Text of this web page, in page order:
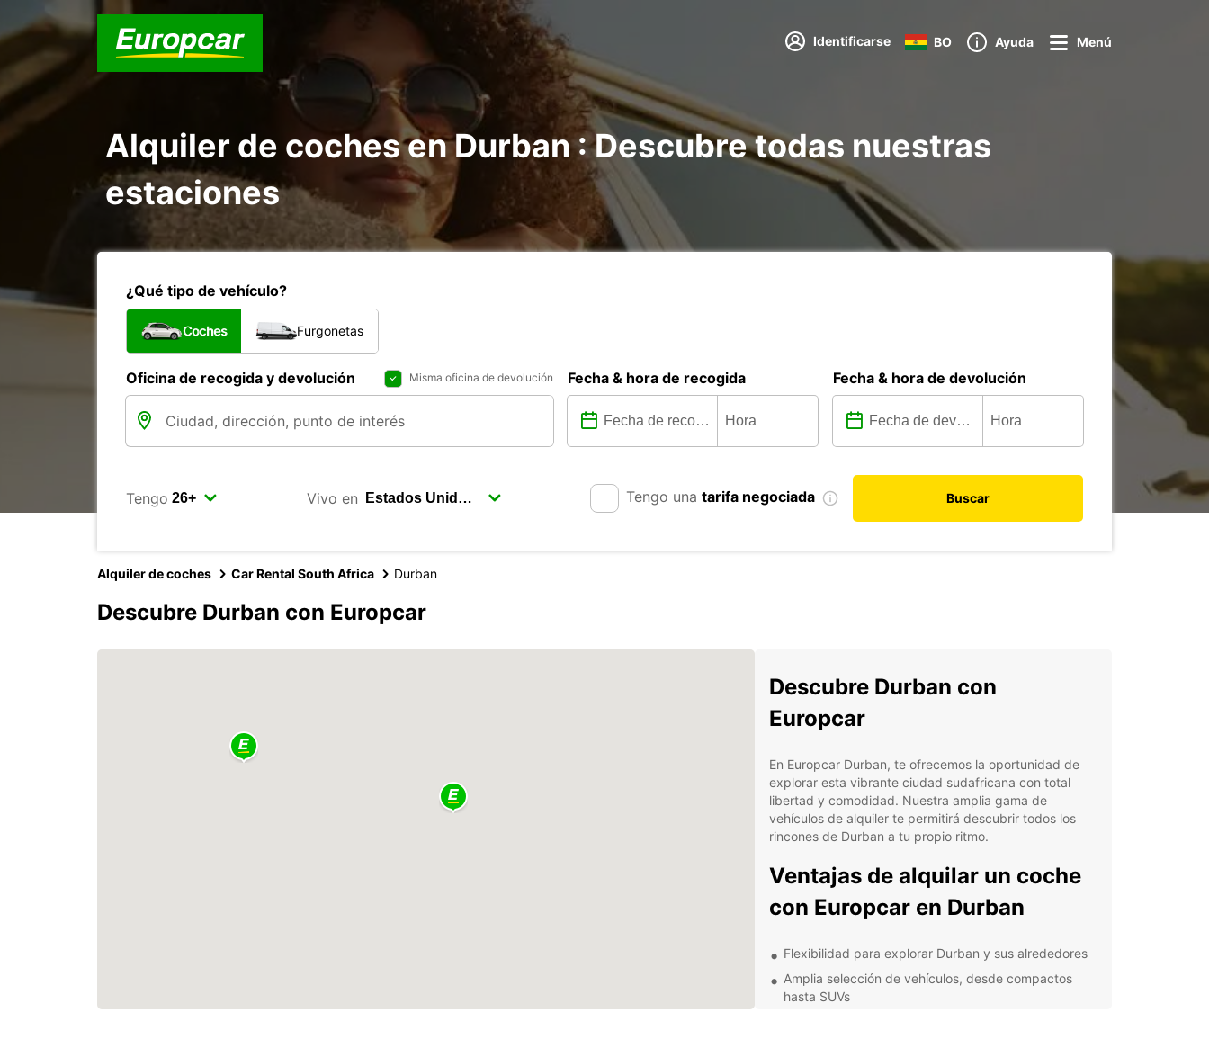
Identificarse BO Ayuda Menú
Alquiler de coches en Durban : Descubre todas nuestras
estaciones
¿Qué tipo de vehículo?
Coches Furgonetas
Oficina de recogida y devolución Misma oficina de devolución Fecha & hora de recogida Fecha & hora de devolución
Tengo Vivo en Tengo una tarifa negociada Buscar
Alquiler de coches Car Rental South Africa Durban
Descubre Durban con Europcar
Descubre Durban con
Europcar
En Europcar Durban, te ofrecemos la oportunidad de
explorar esta vibrante ciudad sudafricana con total
libertad y comodidad. Nuestra amplia gama de
vehículos de alquiler te permitirá descubrir todos los
rincones de Durban a tu propio ritmo.
Ventajas de alquilar un coche
con Europcar en Durban
Flexibilidad para explorar Durban y sus alrededores
Amplia selección de vehículos, desde compactos
hasta SUVs